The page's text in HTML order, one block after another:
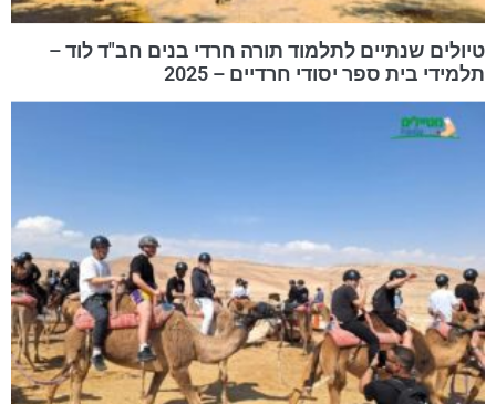
טיולים שנתיים לתלמוד תורה חרדי בנים חב"ד לוד –
תלמידי בית ספר יסודי חרדיים – 2025